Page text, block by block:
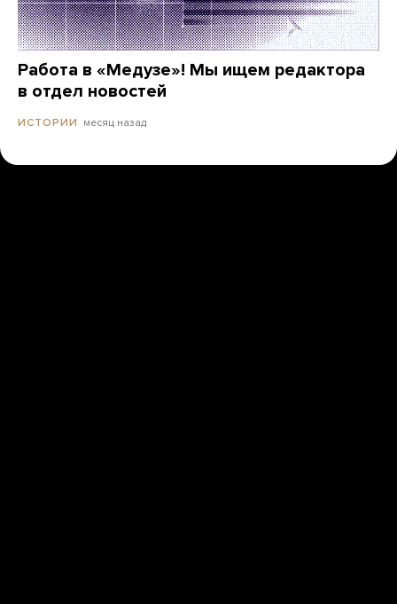
Работа в «Медузе»! Мы ищем редактора
в отдел новостей
ИСТОРИИ месяц назад